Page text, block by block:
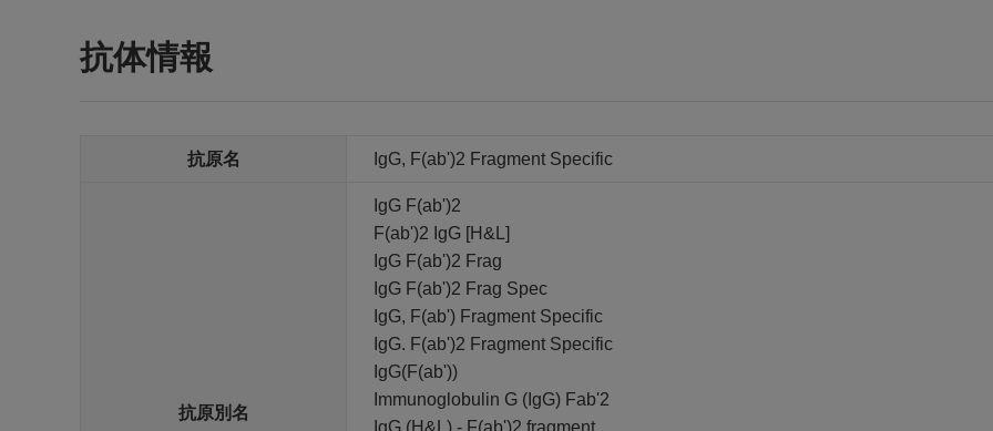
抗体情報
抗原名 IgG, F(ab')2 Fragment Specific
抗原別名
IgG F(ab')2
F(ab')2 IgG [H&L]
IgG F(ab')2 Frag
IgG F(ab')2 Frag Spec
IgG, F(ab') Fragment Specific
IgG. F(ab')2 Fragment Specific
IgG(F(ab'))
Immunoglobulin G (IgG) Fab'2
IgG (H&L) - F(ab')2 fragment